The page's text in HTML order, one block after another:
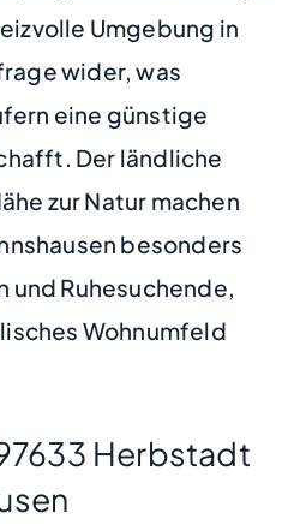
Umgebung in
wider, was
eine günstige
Der ländliche
zur Natur machen
besonders
und Ruhesuchende,
Wohnumfeld
Herbstadt